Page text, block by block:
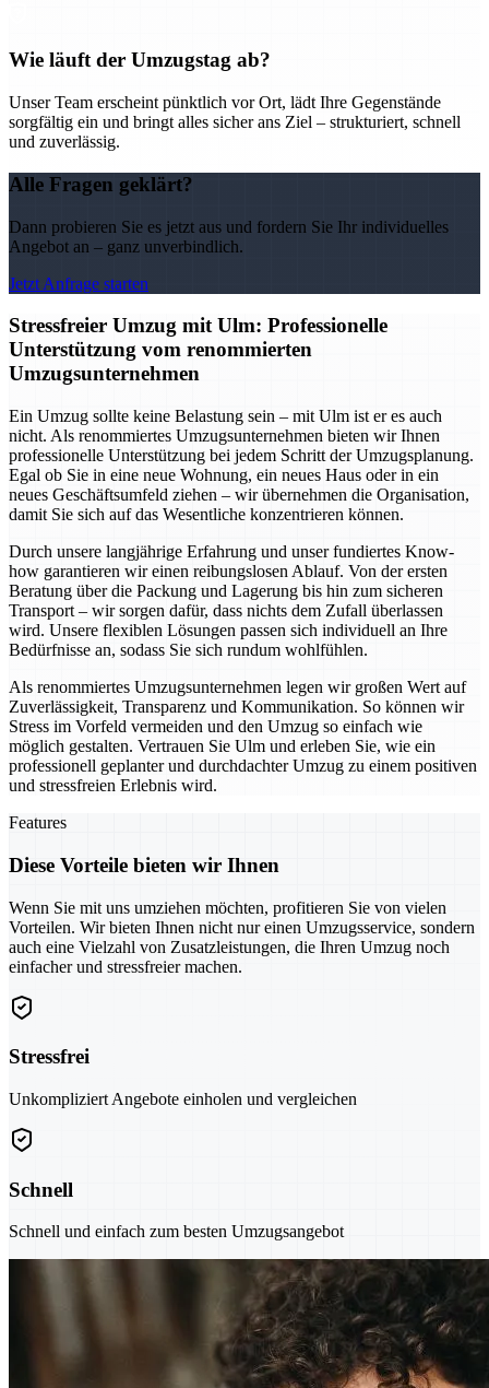
Wie läuft der Umzugstag ab?
Unser Team erscheint pünktlich vor Ort, lädt Ihre Gegenstände
sorgfältig ein und bringt alles sicher ans Ziel – strukturiert, schnell
und zuverlässig.
Alle Fragen geklärt?
Dann probieren Sie es jetzt aus und fordern Sie Ihr individuelles
Angebot an – ganz unverbindlich.
Jetzt Anfrage starten
Stressfreier Umzug mit Ulm: Professionelle
Unterstützung vom renommierten
Umzugsunternehmen
Ein Umzug sollte keine Belastung sein – mit Ulm ist er es auch
nicht. Als renommiertes Umzugsunternehmen bieten wir Ihnen
professionelle Unterstützung bei jedem Schritt der Umzugsplanung.
Egal ob Sie in eine neue Wohnung, ein neues Haus oder in ein
neues Geschäftsumfeld ziehen – wir übernehmen die Organisation,
damit Sie sich auf das Wesentliche konzentrieren können.
Durch unsere langjährige Erfahrung und unser fundiertes Know-
how garantieren wir einen reibungslosen Ablauf. Von der ersten
Beratung über die Packung und Lagerung bis hin zum sicheren
Transport – wir sorgen dafür, dass nichts dem Zufall überlassen
wird. Unsere flexiblen Lösungen passen sich individuell an Ihre
Bedürfnisse an, sodass Sie sich rundum wohlfühlen.
Als renommiertes Umzugsunternehmen legen wir großen Wert auf
Zuverlässigkeit, Transparenz und Kommunikation. So können wir
Stress im Vorfeld vermeiden und den Umzug so einfach wie
möglich gestalten. Vertrauen Sie Ulm und erleben Sie, wie ein
professionell geplanter und durchdachter Umzug zu einem positiven
und stressfreien Erlebnis wird.
Features
Diese Vorteile bieten wir Ihnen
Wenn Sie mit uns umziehen möchten, profitieren Sie von vielen
Vorteilen. Wir bieten Ihnen nicht nur einen Umzugsservice, sondern
auch eine Vielzahl von Zusatzleistungen, die Ihren Umzug noch
einfacher und stressfreier machen.
Stressfrei
Unkompliziert Angebote einholen und vergleichen
Schnell
Schnell und einfach zum besten Umzugsangebot